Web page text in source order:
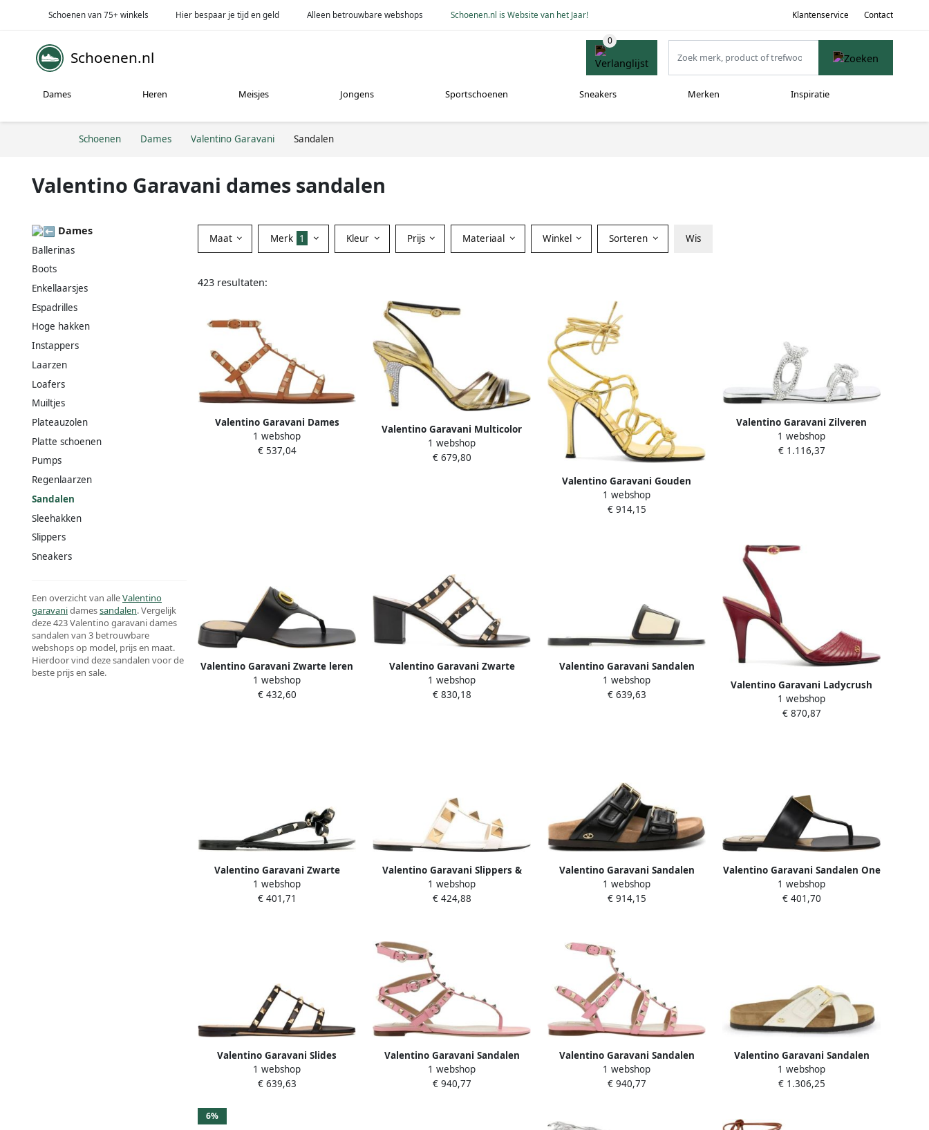
Schoenen van 75+ winkels Hier bespaar je tijd en geld Alleen betrouwbare webshops Schoenen.nl is Website van het Jaar! Klantenservice Contact
Schoenen.nl
Dames Heren Meisjes Jongens Sportschoenen Sneakers Merken Inspiratie
Schoenen Dames Valentino Garavani Sandalen
Valentino Garavani dames sandalen
Dames
Ballerinas
Boots
Enkellaarsjes
Espadrilles
Hoge hakken
Instappers
Laarzen
Loafers
Muiltjes
Plateauzolen
Platte schoenen
Pumps
Regenlaarzen
Sandalen
Sleehakken
Slippers
Sneakers
Een overzicht van alleValentino
garavanidamessandalen. Vergelijk
deze 423 Valentino garavani dames
sandalen van 3 betrouwbare
webshops op model, prijs en maat.
Hierdoor vind deze sandalen voor de
beste prijs en sale.
Maat Merk 1 Kleur Prijs Materiaal Winkel Sorteren Wis
423 resultaten:
Valentino Garavani Dames
Sandalen Schoenen Bruin Aw24
1 webshop
€ 537,04
Valentino Garavani Multicolor
Ladycrush Sandaal in Brons
Zilveren Tint
1 webshop
€ 679,80
Valentino Garavani Gouden
Leren Sandalen voor Vrouwen
1 webshop
€ 914,15
Valentino Garavani Zilveren
Sandalen voor Vrouwen
1 webshop
€ 1.116,37
Valentino Garavani Zwarte leren
VLogo sandalen Lente-Zomer
2025 Black Dames
1 webshop
€ 432,60
Valentino Garavani Zwarte
Rockstud Kooi Sandalen Black
Dames
1 webshop
€ 830,18
Valentino Garavani Sandalen
Superstar' Slide Sandals – Black
in zwart
1 webshop
€ 639,63
Valentino Garavani Ladycrush
Sandalen
1 webshop
€ 870,87
Valentino Garavani Zwarte
Rockstud Boog Sandalen Black
Dames
1 webshop
€ 401,71
Valentino Garavani Slippers &
Mules Roman Stud Slide Sandals
in wit
1 webshop
€ 424,88
Valentino Garavani Sandalen
Slide Fussfriend Crosta in zwart
1 webshop
€ 914,15
Valentino Garavani Sandalen One
Stud Leather Thong Sandals in
zwart
1 webshop
€ 401,70
Valentino Garavani Slides
Sandalen Zwart Leer Black
Dames
1 webshop
€ 639,63
Valentino Garavani Sandalen
Rockstud Flip-Flop Sandals in
poeder roze
1 webshop
€ 940,77
Valentino Garavani Sandalen
Rockstud Leather Sandals in
poeder roze
1 webshop
€ 940,77
Valentino Garavani Sandalen
Leather Flat Sandals in wit
1 webshop
€ 1.306,25
6%